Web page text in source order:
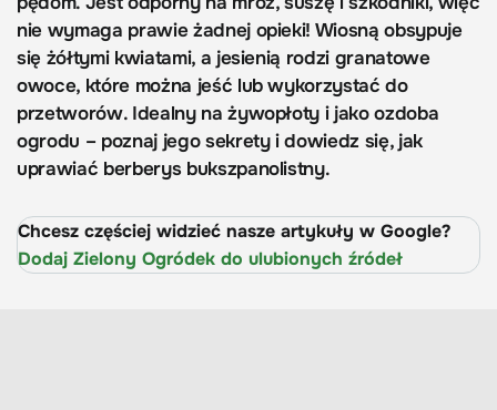
nie wymaga prawie żadnej opieki! Wiosną obsypuje
się żółtymi kwiatami, a jesienią rodzi granatowe
owoce, które można jeść lub wykorzystać do
przetworów. Idealny na żywopłoty i jako ozdoba
ogrodu – poznaj jego sekrety i dowiedz się, jak
uprawiać berberys bukszpanolistny.
Chcesz częściej widzieć nasze artykuły w Google?
Dodaj Zielony Ogródek do ulubionych źródeł